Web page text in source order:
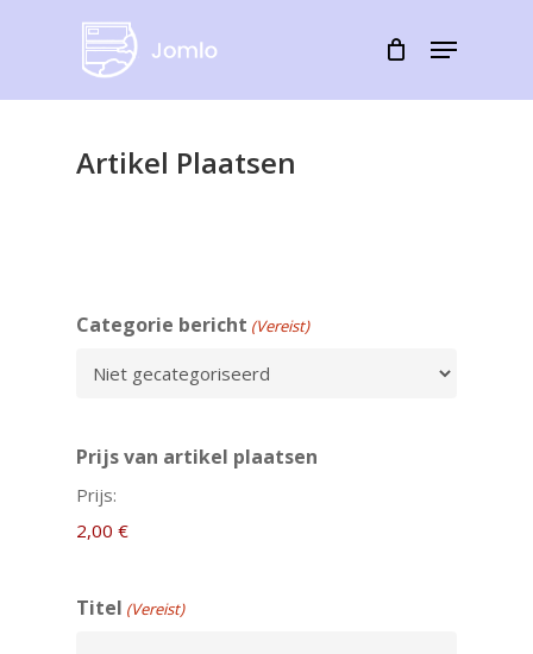
content
Menu
Artikel Plaatsen
Categorie bericht (Vereist)
Prijs van artikel plaatsen
Prijs:
Titel (Vereist)
Menu